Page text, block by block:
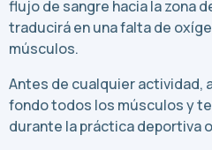
flujo de sangre hacia la zona
traducirá en una falta de
músculos.
Antes de cualquier actividad,
fondo todos los músculos y
durante la práctica deportiva